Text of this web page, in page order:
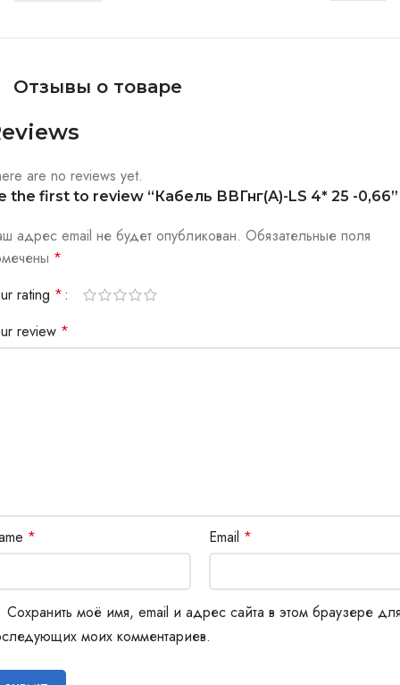
Отзывы о товаре
are no reviews yet.
the first to review “Кабель ВВГнг(А)-LS 4* 25 -0,66”
адрес email не будет опубликован. Обязательные поля
*
rating *
review *
* Email *
Сохранить моё имя, email и адрес сайта в этом браузере
моих комментариев.